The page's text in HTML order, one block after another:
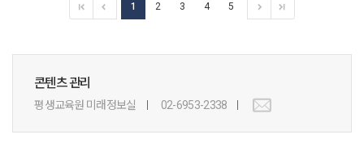
1 2 3 4 5
콘텐츠 관리
평생교육원 미래정보실 02-6953-2338